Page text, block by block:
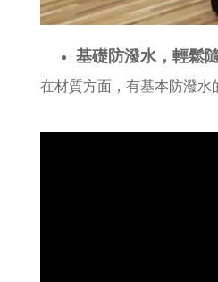
基礎防潑水，輕鬆
在材質方面，有基本防潑水